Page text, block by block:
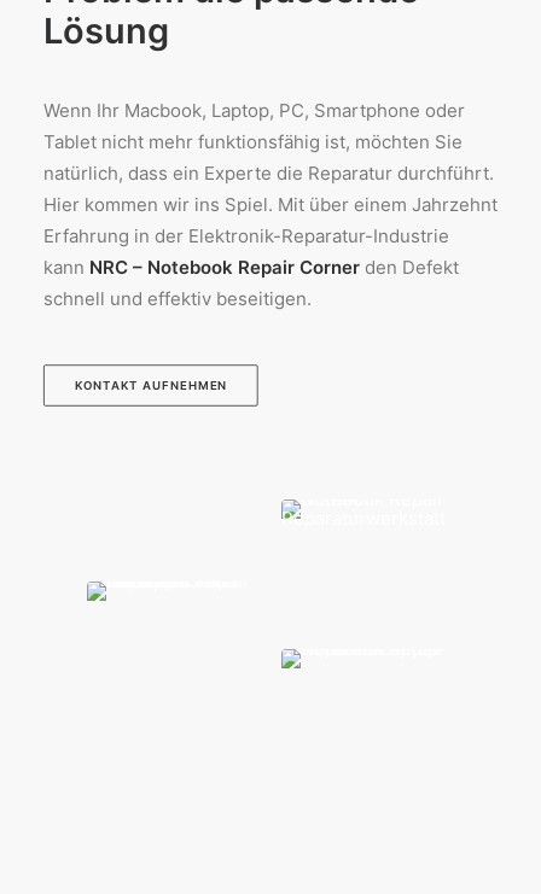
Lösung
Wenn Ihr Macbook, Laptop, PC, Smartphone oder
Tablet nicht mehr funktionsfähig ist, möchten Sie
natürlich, dass ein Experte die Reparatur durchführt.
Hier kommen wir ins Spiel. Mit über einem Jahrzehnt
Erfahrung in der Elektronik-Reparatur-Industrie
kann NRC – Notebook Repair Corner den Defekt
schnell und effektiv beseitigen.
KONTAKT AUFNEHMEN